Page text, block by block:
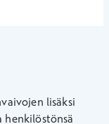
lisäksi